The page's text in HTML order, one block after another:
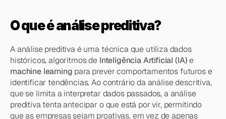
O que é análise preditiva?
A análise preditiva é uma técnica que utiliza dados
históricos, algoritmos de Inteligência Artificial (IA)
machine learning para prever comportamentos futuros e
identificar tendências. Ao contrário da análise descritiva,
que se limita a interpretar dados passados, a análise
preditiva tenta antecipar o que está por vir, permitindo
que as empresas sejam proativas, em vez de apenas